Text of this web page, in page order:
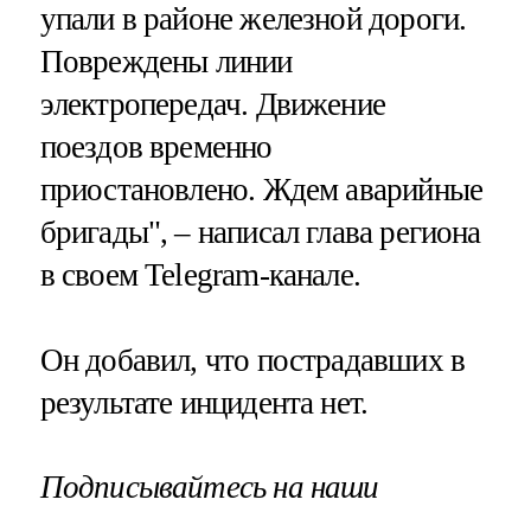
упали в районе железной дороги.
Повреждены линии
электропередач. Движение
поездов временно
приостановлено. Ждем аварийные
бригады", – написал глава региона
в своем Telegram-канале.
Он добавил, что пострадавших в
результате инцидента нет.
Подписывайтесь на наши